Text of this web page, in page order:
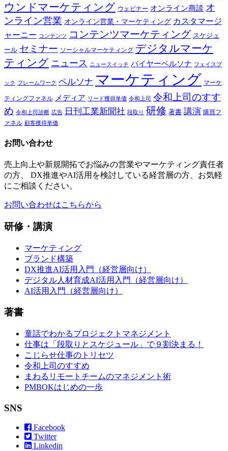
ウンドマーケティング ウェビナー オンライン商談 オ
ンライン営業 オンライン営業・マーケティング カスタマージ
ャーニー コンテンツ コンテンツマーケティング スケジュ
ール セミナー ソーシャルマーケティング デジタルマーケ
ティング ニュース ニュースイッチ バイヤーペルソナ フェイスブ
ック フレームワーク ペルソナ マーケティング マーケ
ティングファネル メディア リード獲得単価 令和上司 令和上司のすす
め 令和上司診断 広告 日刊工業新聞社 段取り 研修 著書 講演 購買フ
ァネル 顧客獲得単価
お問い合わせ
売上向上や新規開拓でお悩みの営業やマーケティング責任者
の方、 DX推進やAI活用を検討している経営層の方、お気軽
にご相談ください。
お問い合わせはこちらから
研修・講演
マーケティング
ブランド構築
DX推進AI活用入門（経営層向け）
デジタル人材育成AI活用入門（経営層向け）
AI活用入門（経営層向け）
著書
童話でわかるプロジェクトマネジメント
仕事は「段取りとスケジュール」で９割決まる！
こじらせ仕事のトリセツ
令和上司のすすめ
まわるリモートチームのマネジメント術
PMBOKはじめの一歩
SNS
Facebook
Twitter
Linkedin